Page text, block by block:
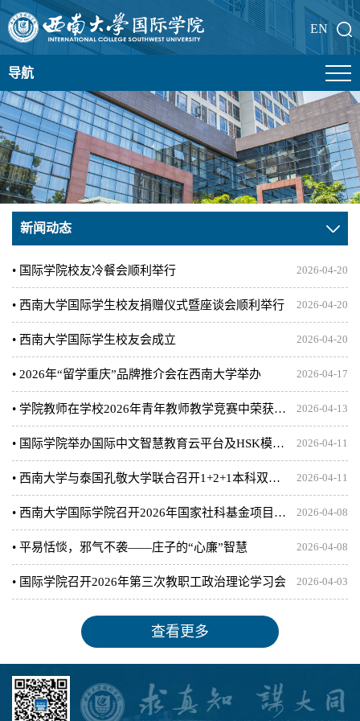
EN
导航
新闻动态
2026-04-20
• 国际学院校友冷餐会顺利举行
2026-04-20
• 西南大学国际学生校友捐赠仪式暨座谈会顺利举行
2026-04-20
• 西南大学国际学生校友会成立
2026-04-17
• 2026年“留学重庆”品牌推介会在西南大学举办
2026-04-13
• 学院教师在学校2026年青年教师教学竞赛中荣获三等奖
2026-04-11
• 国际学院举办国际中文智慧教育云平台及HSK模考系统培训
2026-04-11
• 西南大学与泰国孔敬大学联合召开1+2+1本科双学位项目毕业要求说明会
2026-04-08
• 西南大学国际学院召开2026年国家社科基金项目申报论证会
2026-04-08
• 平易恬惔，邪气不袭——庄子的“心廉”智慧
2026-04-03
• 国际学院召开2026年第三次教职工政治理论学习会
查看更多